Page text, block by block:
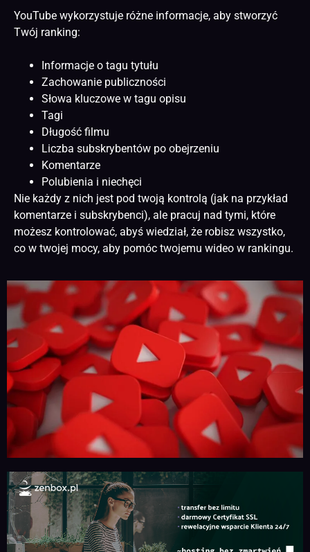
YouTube wykorzystuje różne informacje, aby stworzyć
Twój ranking:
Informacje o tagu tytułu
Zachowanie publiczności
Słowa kluczowe w tagu opisu
Tagi
Długość filmu
Liczba subskrybentów po obejrzeniu
Komentarze
Polubienia i niechęci
Nie każdy z nich jest pod twoją kontrolą (jak na przykład
komentarze i subskrybenci), ale pracuj nad tymi, które
możesz kontrolować, abyś wiedział, że robisz wszystko,
co w twojej mocy, aby pomóc twojemu wideo w rankingu.